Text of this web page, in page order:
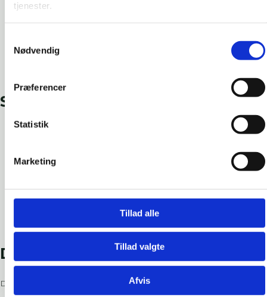
tjenester.
Nødvendig
Præferencer
Statistik
Marketing
Tillad alle
Tillad valgte
Afvis
Lufttæt og vandtæt membran
Høj UV-bestandighed
Fleksibel ved temperaturer ned til -40°C uden revner
Tekstureret overflade på begge sider for forbedret
Specifikationer
Tykkelse: 0,5 mm
Vandtæthed: Bestået ved 2 kPa i 24 timer
Downloads
Datablad